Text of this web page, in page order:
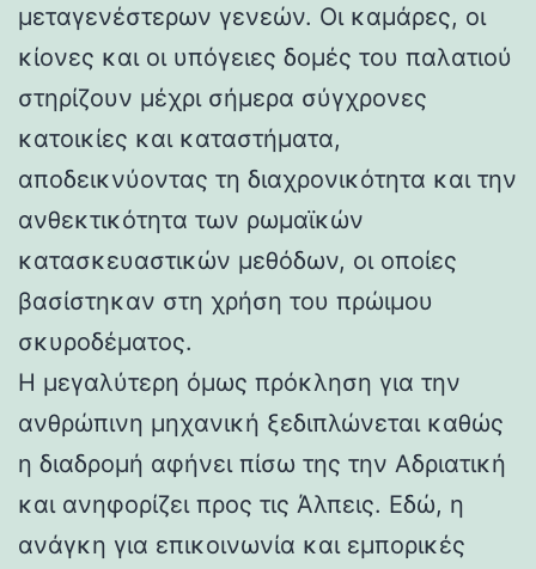
μεταγενέστερων γενεών. Οι καμάρες, οι
κίονες και οι υπόγειες δομές του παλατιού
στηρίζουν μέχρι σήμερα σύγχρονες
κατοικίες και καταστήματα,
αποδεικνύοντας τη διαχρονικότητα και την
ανθεκτικότητα των ρωμαϊκών
κατασκευαστικών μεθόδων, οι οποίες
βασίστηκαν στη χρήση του πρώιμου
σκυροδέματος.
Η μεγαλύτερη όμως πρόκληση για την
ανθρώπινη μηχανική ξεδιπλώνεται καθώς
η διαδρομή αφήνει πίσω της την Αδριατική
και ανηφορίζει προς τις Άλπεις. Εδώ, η
ανάγκη για επικοινωνία και εμπορικές